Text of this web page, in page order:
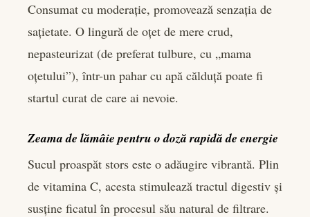
Consumat cu moderație, promovează senzația de
sațietate. O lingură de oțet de mere crud,
nepasteurizat (de preferat tulbure, cu „mama
oțetului”), într-un pahar cu apă călduță poate fi
startul curat de care ai nevoie.
Zeama de lămâie pentru o doză rapidă de energie
Sucul proaspăt stors este o adăugire vibrantă. Plin
de vitamina C, acesta stimulează tractul digestiv și
susține ficatul în procesul său natural de filtrare.